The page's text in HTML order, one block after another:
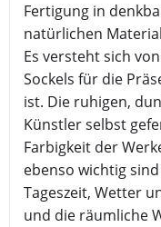
Fertigung in
natürlichen
Es versteht sich
Sockels für die
ist. Die ruhigen,
Künstler selbst
Farbigkeit der
ebenso wichtig
Tageszeit, Wetter
und die räumliche